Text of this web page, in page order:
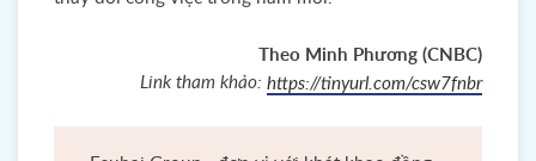
Theo Minh Phương (CNBC)
Link tham khảo: https://tinyurl.com/csw7fnbr